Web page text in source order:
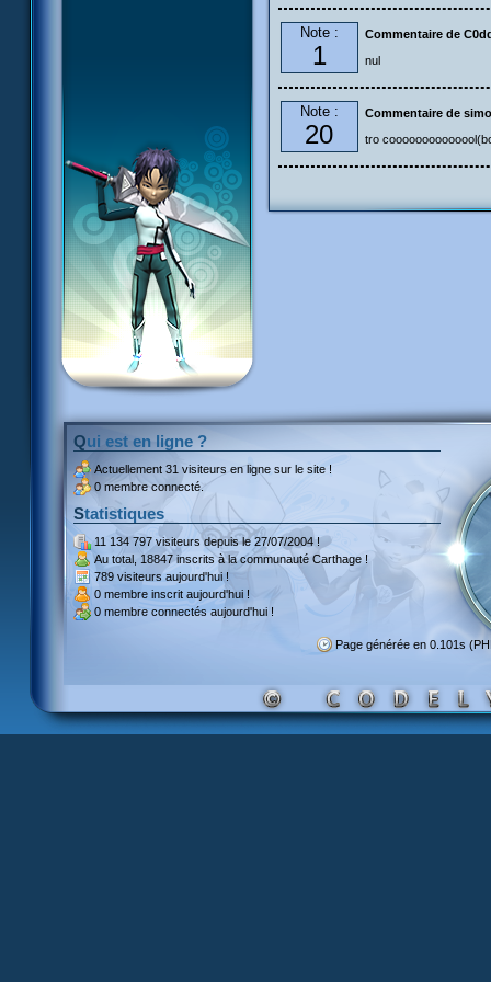
Note :
1
Commentaire de
nul
Note :
20
Commentaire de
tro
Qui est en ligne ?
Actuellement 31 visiteurs en ligne sur le site !
0 membre connecté.
Statistiques
11 134 797 visiteursdepuis le 27/07/2004 !
Au total, 18847 inscritsà la communauté Carthage !
789 visiteurs aujourd'hui !
0 membre inscrit aujourd'hui !
0 membre connectés aujourd'hui !
Page générée en 0.101s